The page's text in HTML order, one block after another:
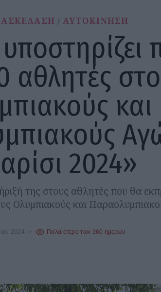
ΑΥΤΟΚΙΝΗΣΗ
αθλητές
και
2024»
της στους αθλητές που θα
Ολυμπιακούς και
2024 Παλαιότερο των 360 ημερών